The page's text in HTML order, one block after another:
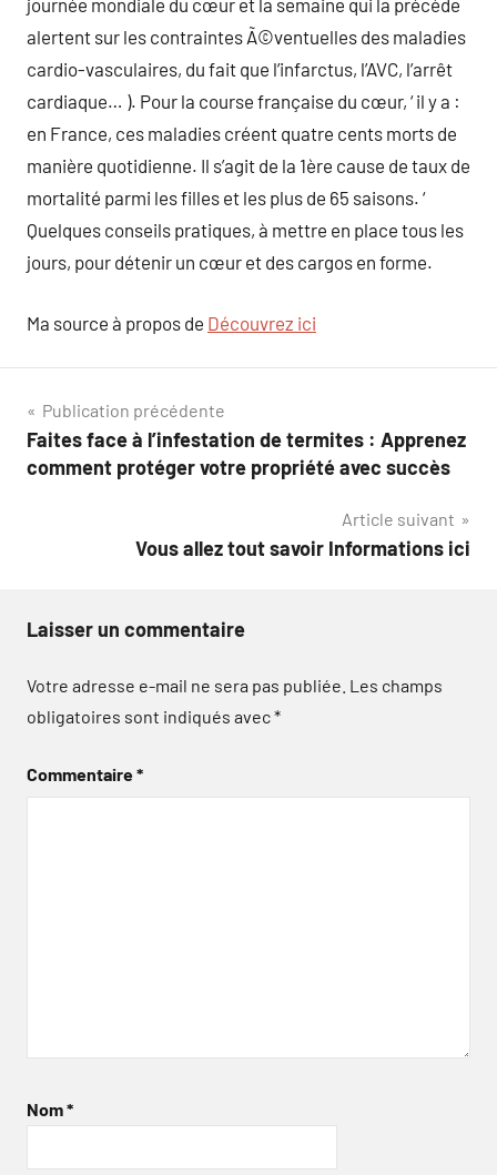
journée mondiale du cœur et la semaine qui la précède
alertent sur les contraintes Ã©ventuelles des maladies
cardio-vasculaires, du fait que l’infarctus, l’AVC, l’arrêt
cardiaque… ). Pour la course française du cœur, ‘ il y a :
en France, ces maladies créent quatre cents morts de
manière quotidienne. Il s’agit de la 1ère cause de taux de
mortalité parmi les filles et les plus de 65 saisons. ‘
Quelques conseils pratiques, à mettre en place tous les
jours, pour détenir un cœur et des cargos en forme.
Ma source à propos de Découvrez ici
Navigation
de
Publication précédente
Faites face à l’infestation de termites : Apprenez
comment protéger votre propriété avec succès
Article suivant
Vous allez tout savoir Informations ici
Laisser un commentaire
Votre adresse e-mail ne sera pas publiée. Les champs
obligatoires sont indiqués avec*
Commentaire*
Nom*